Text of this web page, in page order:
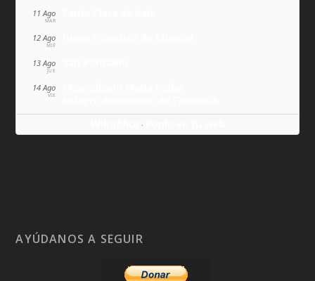
11 Ago
MAR
12 Ago
MIÉ
13 Ago
JUE
14 Ago
VIE
·
AYÚDANOS A SEGUIR